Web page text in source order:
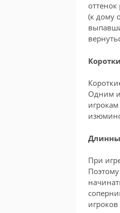
(к дому
Одним
При